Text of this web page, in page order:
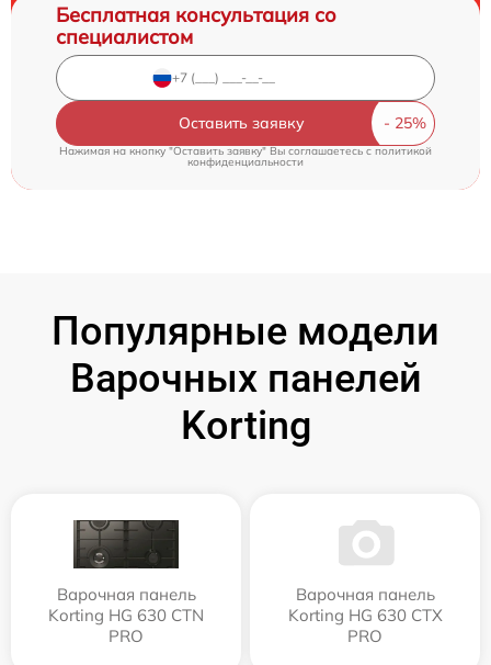
Бесплатная консультация со
специалистом
Оставить заявку
Нажимая на кнопку "Оставить заявку" Вы соглашаетесь cполитикой
конфиденциальности
Популярные модели
Варочных панелей
Korting
Варочная панель
Korting HG 630 CTN
PRO
Варочная панель
Korting HG 630 CTX
PRO